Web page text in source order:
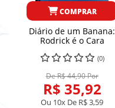
COMPRAR
Diário de um Banana:
Rodrick é o Cara
(0)
De R$ 44,90 Por
R$ 35,92
Ou 10x De R$ 3,59